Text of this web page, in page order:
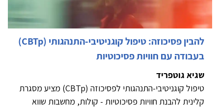
להבין פסיכוזה: טיפול קוגניטיבי-התנהגותי (CBTp)
בעבודה עם חוויות פסיכוטיות
שגיא גוטפריד
טיפול קוגניטיבי-התנהגותי לפסיכוזה (CBTp) מציע מסגרת
קלינית להבנת חוויות פסיכוטיות - קולות, מחשבות שווא